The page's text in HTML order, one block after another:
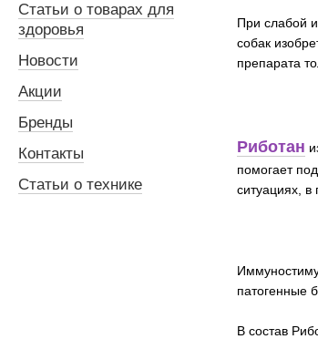
При слабой
собак
препарата
Риботан
помогает
ситуациях, в
патогенные
В состав
Статьи о товарах для
здоровья
Новости
Акции
Бренды
Контакты
Статьи о технике